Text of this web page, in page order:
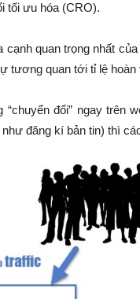
tối ưu hóa (CRO).
cạnh quan trọng nhất
tương quan tới tỉ lệ hoàn
đổi” ngay trên
đăng kí bản tin) thì